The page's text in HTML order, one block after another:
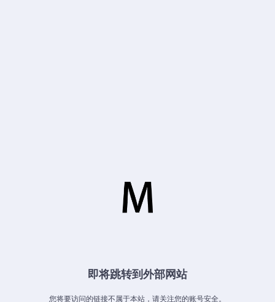
即将跳转到外部网站
您将要访问的链接不属于本站，请关注您的账号安全。